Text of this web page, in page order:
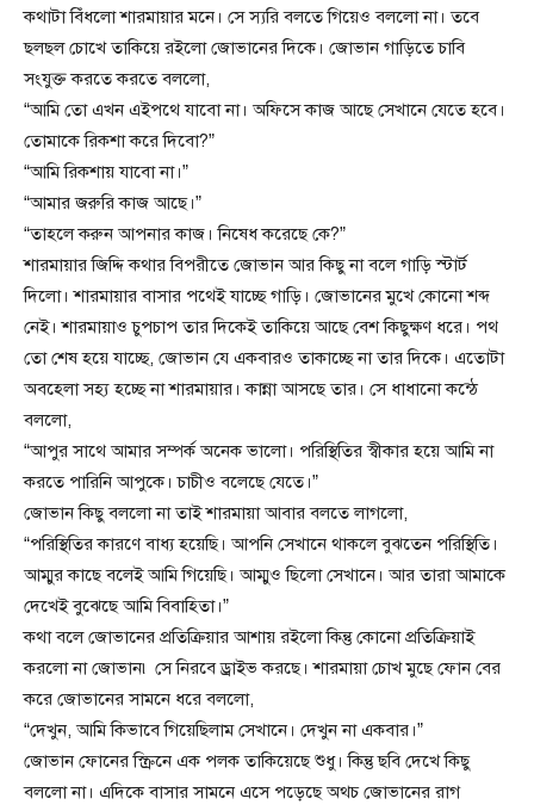
কথাটা বিঁধলো শারমায়ার মনে। সে স্যরি বলতে গিয়েও বললো না। তবে
ছলছল চোখে তাকিয়ে রইলো জোভানের দিকে। জোভান গাড়িতে চাবি
সংযুক্ত করতে করতে বললো,
“আমি তো এখন এইপথে যাবো না। অফিসে কাজ আছে সেখানে যেতে হবে।
তোমাকে রিকশা করে দিবো?”
“আমি রিকশায় যাবো না।”
“আমার জরুরি কাজ আছে।”
“তাহলে করুন আপনার কাজ। নিষেধ করেছে কে?”
শারমায়ার জিদ্দি কথার বিপরীতে জোভান আর কিছু না বলে গাড়ি স্টার্ট
দিলো। শারমায়ার বাসার পথেই যাচ্ছে গাড়ি। জোভানের মুখে কোনো শব্দ
নেই। শারমায়াও চুপচাপ তার দিকেই তাকিয়ে আছে বেশ কিছুক্ষণ ধরে। পথ
তো শেষ হয়ে যাচ্ছে, জোভান যে একবারও তাকাচ্ছে না তার দিকে। এতোটা
অবহেলা সহ্য হচ্ছে না শারমায়ার। কান্না আসছে তার। সে ধাধানো কন্ঠে
বললো,
“আপুর সাথে আমার সম্পর্ক অনেক ভালো। পরিস্থিতির স্বীকার হয়ে আমি না
করতে পারিনি আপুকে। চাচীও বলেছে যেতে।”
জোভান কিছু বললো না তাই শারমায়া আবার বলতে লাগলো,
“পরিস্থিতির কারণে বাধ্য হয়েছি। আপনি সেখানে থাকলে বুঝতেন পরিস্থিতি।
আম্মুর কাছে বলেই আমি গিয়েছি। আম্মুও ছিলো সেখানে। আর তারা আমাকে
দেখেই বুঝেছে আমি বিবাহিতা।”
কথা বলে জোভানের প্রতিক্রিয়ার আশায় রইলো কিন্তু কোনো প্রতিক্রিয়াই
করলো না জোভান৷ সে নিরবে ড্রাইভ করছে। শারমায়া চোখ মুছে ফোন বের
করে জোভানের সামনে ধরে বললো,
“দেখুন, আমি কিভাবে গিয়েছিলাম সেখানে। দেখুন না একবার।”
জোভান ফোনের স্ক্রিনে এক পলক তাকিয়েছে শুধু। কিন্তু ছবি দেখে কিছু
বললো না। এদিকে বাসার সামনে এসে পড়েছে অথচ জোভানের রাগ